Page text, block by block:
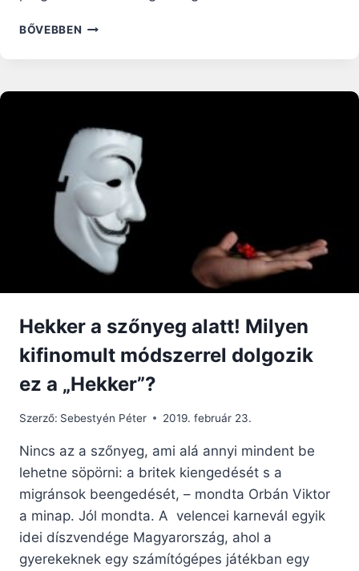
BŐVEBBEN AZT
MÁR
ÉVE
CSINÁLOM
Hekker a szőnyeg alatt! Milyen
kifinomult módszerrel dolgozik
ez a „Hekker”?
Szerző: Sebestyén Péter 2019. február 23.
Nincs az a szőnyeg, ami alá annyi mindent be
lehetne söpörni: a britek kiengedését s a
migránsok beengedését, – mondta Orbán Viktor
a minap. Jól mondta. A velencei karnevál egyik
idei díszvendége Magyarország, ahol a
gyerekeknek egy számítógépes játékban egy